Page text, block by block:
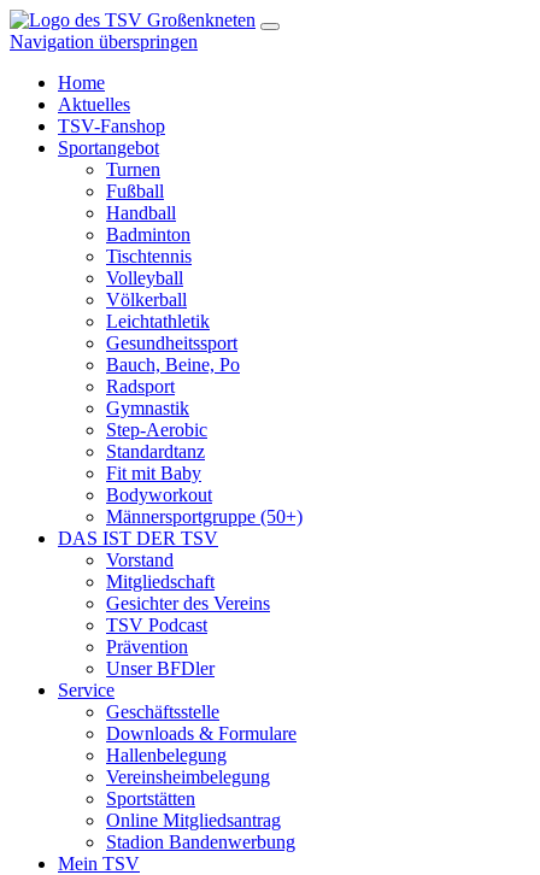
Navigation überspringen
Home
Aktuelles
TSV-Fanshop
Sportangebot
Turnen
Fußball
Handball
Badminton
Tischtennis
Volleyball
Völkerball
Leichtathletik
Gesundheitssport
Bauch, Beine, Po
Radsport
Gymnastik
Step-Aerobic
Standardtanz
Fit mit Baby
Bodyworkout
Männersportgruppe (50+)
DAS IST DER TSV
Vorstand
Mitgliedschaft
Gesichter des Vereins
TSV Podcast
Prävention
Unser BFDler
Service
Geschäftsstelle
Downloads & Formulare
Hallenbelegung
Vereinsheimbelegung
Sportstätten
Online Mitgliedsantrag
Stadion Bandenwerbung
Mein TSV